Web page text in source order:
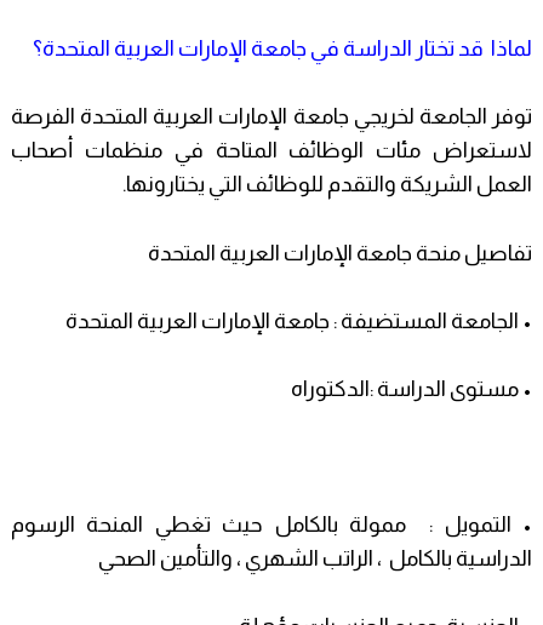
لماذا قد تختار الدراسة في جامعة الإمارات العربية المتحدة؟
توفر الجامعة لخريجي جامعة الإمارات العربية المتحدة الفرصة
لاستعراض مئات الوظائف المتاحة في منظمات أصحاب
العمل الشريكة والتقدم للوظائف التي يختارونها.
تفاصيل منحة جامعة الإمارات العربية المتحدة
• الجامعة المستضيفة : جامعة الإمارات العربية المتحدة
• مستوى الدراسة :الدكتوراه
• التمويل : ممولة بالكامل حيث تغطي المنحة الرسوم
الدراسية بالكامل ، الراتب الشهري ، والتأمين الصحي